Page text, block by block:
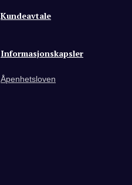
Kundeavtale
Informasjonskapsler
Åpenhetsloven